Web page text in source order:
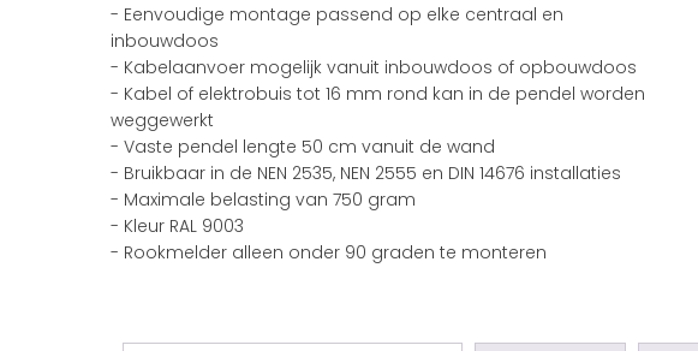
- Eenvoudige montage passend op elke centraal en
inbouwdoos
- Kabelaanvoer mogelijk vanuit inbouwdoos of opbouwdoos
- Kabel of elektrobuis tot 16 mm rond kan in de pendel worden
weggewerkt
- Vaste pendel lengte 50 cm vanuit de wand
- Bruikbaar in de NEN 2535, NEN 2555 en DIN 14676 installaties
- Maximale belasting van 750 gram
- Kleur RAL 9003
- Rookmelder alleen onder 90 graden te monteren